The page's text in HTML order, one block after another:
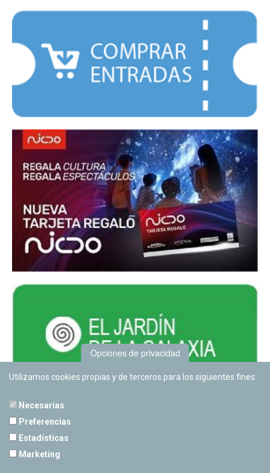
Opciones de privacidad
Utilizamos cookies propias y de terceros para los siguientes fines:
Necesarias
Preferencias
Estadísticas
Marketing